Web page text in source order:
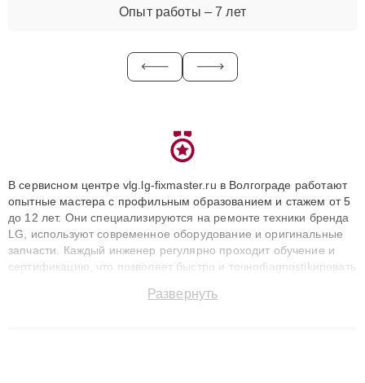
Опыт работы – 7 лет
В сервисном центре vlg.lg-fixmaster.ru в Волгограде работают
опытные мастера с профильным образованием и стажем от 5
до 12 лет. Они специализируются на ремонте техники бренда
LG, используют современное оборудование и оригинальные
запчасти. Каждый инженер регулярно проходит обучение и
сертификацию, что позволяет быстро и точноdiagnostikировать
до 3 лет. Наши мастера решают сложные случаи: от замены
Развернуть